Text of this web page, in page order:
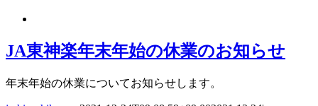
JA東神楽年末年始の休業のお知らせ
年末年始の休業についてお知らせします。